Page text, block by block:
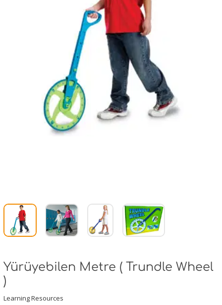
Yürüyebilen Metre ( Trundle Wheel
)
Learning Resources